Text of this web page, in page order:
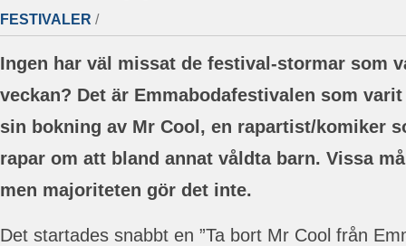
FESTIVALER /
Ingen har väl missat de festival-stormar som
veckan? Det är Emmabodafestivalen som
sin bokning av Mr Cool, en rapartist/komiker
rapar om att bland annat våldta barn. Vissa
men majoriteten gör det inte.
Det startades snabbt en ”Ta bort Mr Cool från